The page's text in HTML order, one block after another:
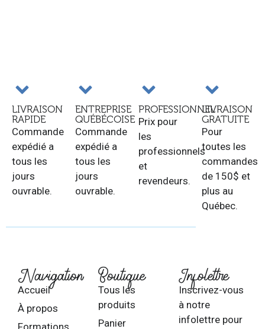
LIVRAISON
RAPIDE
Commande
expédié a
tous les
jours
ouvrable.
ENTREPRISE
QUÉBÉCOISE
Commande
expédié a
tous les
jours
ouvrable.
PROFESSIONNEL
Prix pour
les
professionnels
et
revendeurs.
LIVRAISON
GRATUITE
Pour
toutes les
commandes
de 150$ et
plus au
Québec.
Navigation
Accueil
À propos
Formations
Boutique
Tous les
produits
Panier
Infolettre
Inscrivez-vous
à notre
infolettre pour